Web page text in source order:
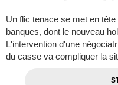
Un flic tenace se met en
banques, dont le nouveau
L'intervention d'une
du casse va compliquer la